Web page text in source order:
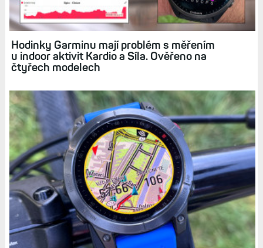
Související články